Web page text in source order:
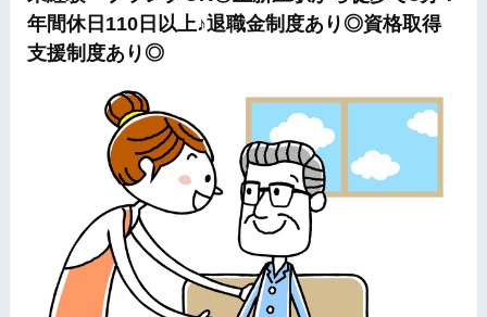
年間休日110日以上♪退職金制度あり◎資格取得
支援制度あり◎